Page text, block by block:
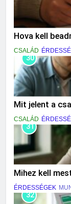
Hova kell
CSALÁD
30
Mit jelent a
CSALÁD
31
Mihez kell
ÉRDESSÉGEK
32